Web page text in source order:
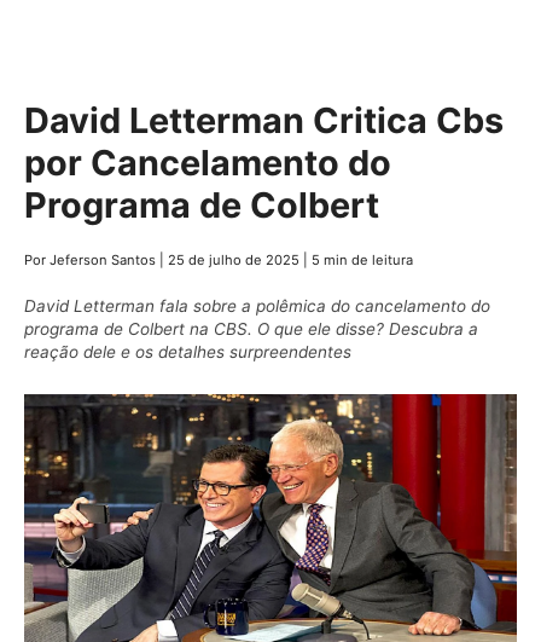
David Letterman Critica Cbs
por Cancelamento do
Programa de Colbert
Por Jeferson Santos 25 de julho de 2025 5 min de leitura
David Letterman fala sobre a polêmica do cancelamento do
programa de Colbert na CBS. O que ele disse? Descubra a
reação dele e os detalhes surpreendentes